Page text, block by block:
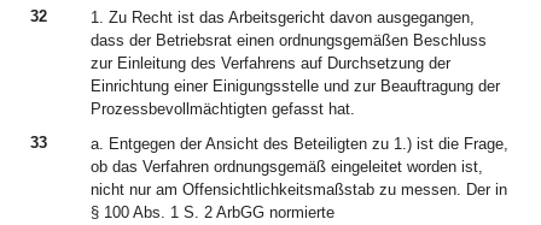
32
1. Zu Recht ist das Arbeitsgericht davon ausgegangen,
dass der Betriebsrat einen ordnungsgemäßen Beschluss
zur Einleitung des Verfahrens auf Durchsetzung der
Einrichtung einer Einigungsstelle und zur Beauftragung der
Prozessbevollmächtigten gefasst hat.
33
a. Entgegen der Ansicht des Beteiligten zu 1.) ist die Frage,
ob das Verfahren ordnungsgemäß eingeleitet worden ist,
nicht nur am Offensichtlichkeitsmaßstab zu messen. Der in
§ 100 Abs. 1 S. 2 ArbGG normierte